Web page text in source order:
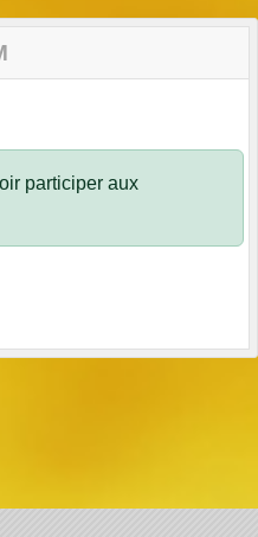
participer aux